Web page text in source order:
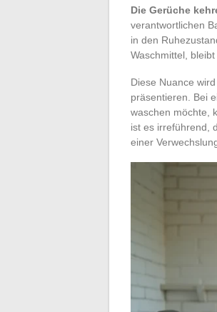
Die Gerüche
verantwortlichen
in den
Waschmittel,
Diese Nuance
präsentieren. Bei
waschen möchte,
ist es irreführend,
einer